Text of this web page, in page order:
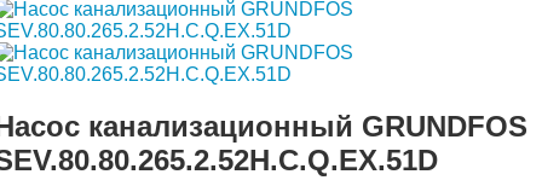
канализационный GRUNDFOS